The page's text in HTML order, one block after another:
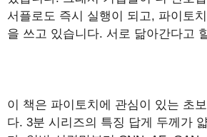
서플로도 즉시 실행이 되고, 파이토
을 쓰고 있습니다. 서로 닮아간다고
이 책은 파이토치에 관심이 있는 초
다. 3분 시리즈의 특징 답게 두께가